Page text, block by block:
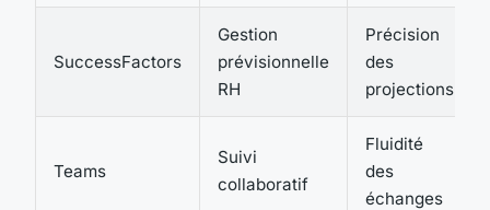
SuccessFactors
Gestion
prévisionnelle
RH
Précision
des
projections
Teams
Suivi
collaboratif
Fluidité
des
échanges